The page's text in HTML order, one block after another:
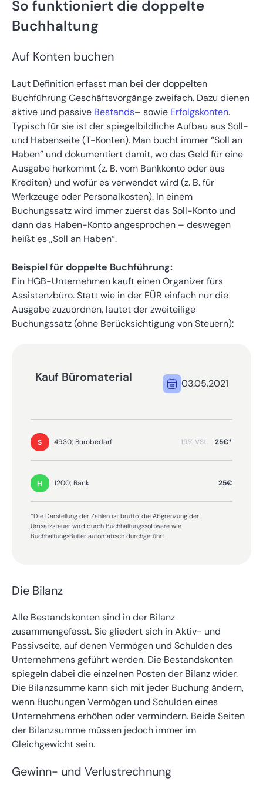
So funktioniert die doppelte
Buchhaltung
Auf Konten buchen
Laut Definition erfasst man bei der doppelten
Buchführung Geschäftsvorgänge zweifach. Dazu dienen
aktive und passive Bestands– sowie Erfolgskonten.
Typisch für sie ist der spiegelbildliche Aufbau aus Soll-
und Habenseite (T-Konten). Man bucht immer “Soll an
Haben” und dokumentiert damit, wo das Geld für eine
Ausgabe herkommt (z. B. vom Bankkonto oder aus
Krediten) und wofür es verwendet wird (z. B. für
Werkzeuge oder Personalkosten). In einem
Buchungssatz wird immer zuerst das Soll-Konto und
dann das Haben-Konto angesprochen – deswegen
heißt es „Soll an Haben“.
Beispiel für doppelte Buchführung:
Ein HGB-Unternehmen kauft einen Organizer fürs
Assistenzbüro. Statt wie in der EÜR einfach nur die
Ausgabe zuzuordnen, lautet der zweiteilige
Buchungssatz (ohne Berücksichtigung von Steuern):
Kauf Büromaterial 03.05.2021
S 4930; Bürobedarf 19% VSt. 25€*
H 1200; Bank 25€
*Die Darstellung der Zahlen ist brutto, die Abgrenzung der
Umsatzsteuer wird durch Buchhaltungssoftware wie
BuchhaltungsButler automatisch durchgeführt.
Die Bilanz
Alle Bestandskonten sind in der Bilanz
zusammengefasst. Sie gliedert sich in Aktiv- und
Passivseite, auf denen Vermögen und Schulden des
Unternehmens geführt werden. Die Bestandskonten
spiegeln dabei die einzelnen Posten der Bilanz wider.
Die Bilanzsumme kann sich mit jeder Buchung ändern,
wenn Buchungen Vermögen und Schulden eines
Unternehmens erhöhen oder vermindern. Beide Seiten
der Bilanzsumme müssen jedoch immer im
Gleichgewicht sein.
Gewinn- und Verlustrechnung